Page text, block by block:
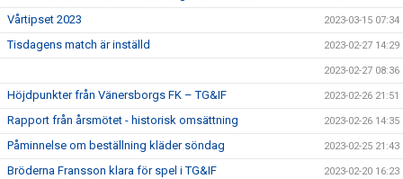
Vårtipset 2023 2023-03-15 07:34
Tisdagens match är inställd 2023-02-27 14:29
2023-02-27 08:36
Höjdpunkter från Vänersborgs FK – TG&IF 2023-02-26 21:51
Rapport från årsmötet - historisk omsättning 2023-02-26 14:35
Påminnelse om beställning kläder söndag 2023-02-25 21:43
Bröderna Fransson klara för spel i TG&IF 2023-02-20 16:23